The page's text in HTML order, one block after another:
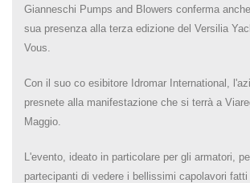
Gianneschi Pumps and Blowers conferma
sua presenza alla terza edizione del Versilia
Vous.
Con il suo co esibitore Idromar International,
presnete alla manifestazione che si terrà a
Maggio.
L'evento, ideato in particolare per gli armatori,
partecipanti di vedere i bellissimi capolavori